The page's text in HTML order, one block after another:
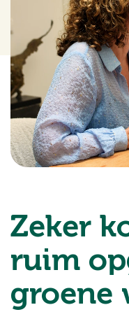
Zeker
ruim
groene